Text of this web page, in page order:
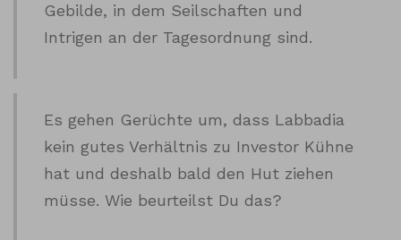
Gebilde, in dem Seilschaften und
Intrigen an der Tagesordnung sind.
Es gehen Gerüchte um, dass Labbadia
kein gutes Verhältnis zu Investor Kühne
hat und deshalb bald den Hut ziehen
müsse. Wie beurteilst Du das?